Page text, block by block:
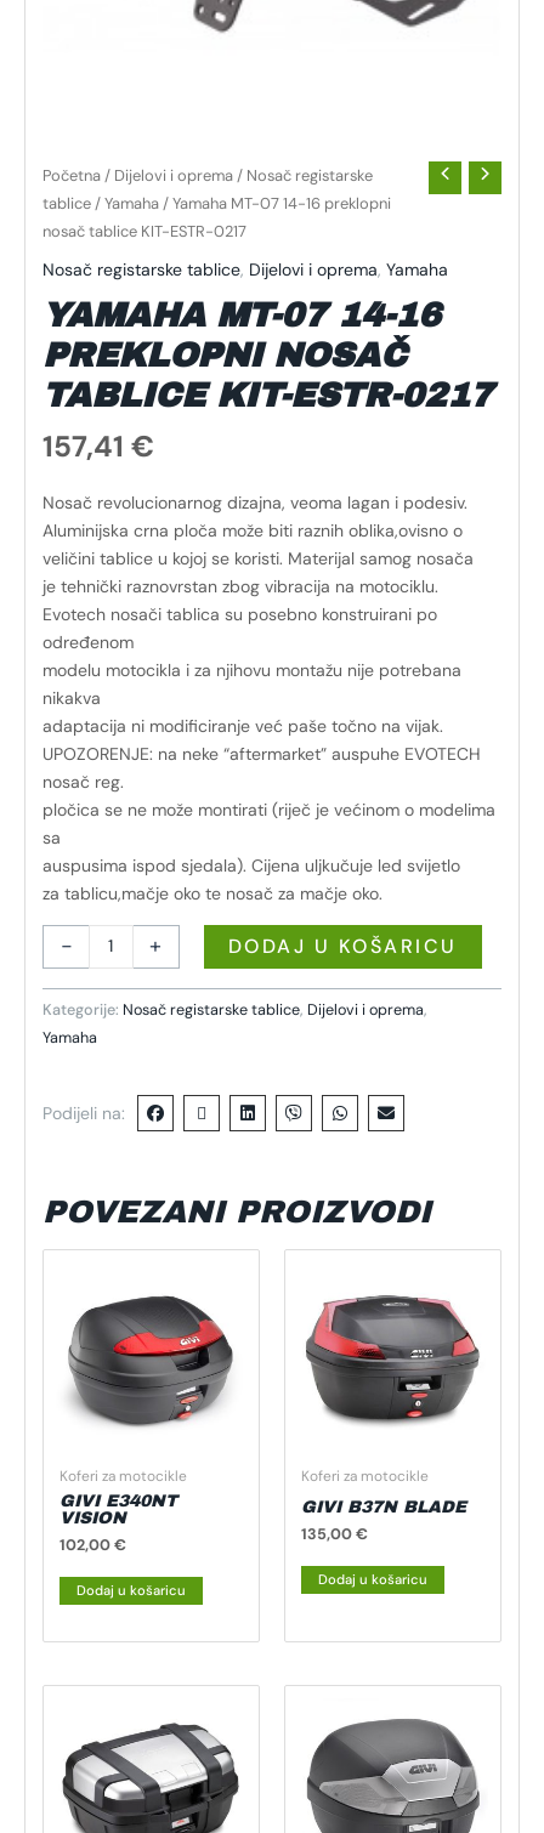
Početna / Dijelovi i oprema / Nosač registarske
tablice /Yamaha / Yamaha MT-07 14-16 preklopni
nosač tablice KIT-ESTR-0217
Nosač registarske tablice, Dijelovi i oprema, Yamaha
YAMAHA MT-07 14-16
PREKLOPNI NOSAČ
TABLICE KIT-ESTR-0217
157,41 €
Nosač revolucionarnog dizajna, veoma lagan i podesiv.
Aluminijska crna ploča može biti raznih oblika,ovisno o
veličini tablice u kojoj se koristi. Materijal samog nosača
je tehnički raznovrstan zbog vibracija na motociklu.
Evotech nosači tablica su posebno konstruirani po
određenom
modelu motocikla i za njihovu montažu nije potrebana
nikakva
adaptacija ni modificiranje već paše točno na vijak.
UPOZORENJE: na neke “aftermarket” auspuhe EVOTECH
nosač reg.
pločica se ne može montirati (riječ je većinom o modelima
sa
auspusima ispod sjedala). Cijena uljkučuje led svijetlo
za tablicu,mačje oko te nosač za mačje oko.
- + DODAJ U KOŠARICU
Kategorije: Nosač registarske tablice, Dijelovi i oprema,
Yamaha
Podijeli na:
POVEZANI PROIZVODI
Koferi za motocikle
GIVI E340NT
VISION
102,00€
Dodaj u košaricu
Koferi za motocikle
GIVI B37N BLADE
135,00€
Dodaj u košaricu